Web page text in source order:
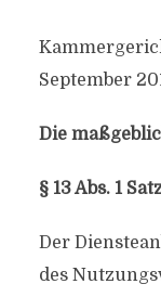
September
Die
§ 13 Abs. 1
Der
des